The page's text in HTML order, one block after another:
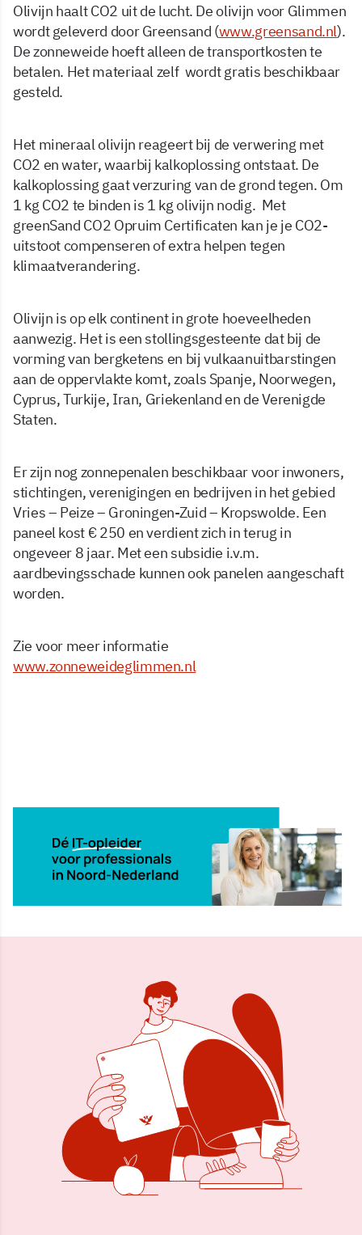
Olivijn haalt CO2 uit de lucht. De olivijn voor Glimmen
wordt geleverd door Greensand (www.greensand.nl).
De zonneweide hoeft alleen de transportkosten te
betalen. Het materiaal zelf wordt gratis beschikbaar
gesteld.
Het mineraal olivijn reageert bij de verwering met
CO2 en water, waarbij kalkoplossing ontstaat. De
kalkoplossing gaat verzuring van de grond tegen. Om
1 kg CO2 te binden is 1 kg olivijn nodig. Met
greenSand CO2 Opruim Certificaten kan je je CO2-
uitstoot compenseren of extra helpen tegen
klimaatverandering.
Olivijn is op elk continent in grote hoeveelheden
aanwezig. Het is een stollingsgesteente dat bij de
vorming van bergketens en bij vulkaanuitbarstingen
aan de oppervlakte komt, zoals Spanje, Noorwegen,
Cyprus, Turkije, Iran, Griekenland en de Verenigde
Staten.
Er zijn nog zonnepenalen beschikbaar voor inwoners,
stichtingen, verenigingen en bedrijven in het gebied
Vries – Peize – Groningen-Zuid – Kropswolde. Een
paneel kost € 250 en verdient zich in terug in
ongeveer 8 jaar. Met een subsidie i.v.m.
aardbevingsschade kunnen ook panelen aangeschaft
worden.
Zie voor meer informatie
www.zonneweideglimmen.nl
9 nov 2020, 14:30